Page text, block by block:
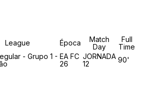
League Época
Match
Day
Full
Time
- Grupo 1 - EA FC
26
JORNADA
12
90'